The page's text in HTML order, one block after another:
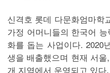
신격호 롯데 다문화엄마학
가정 어머니들의 한국어
화를 돕는 사업이다. 2020
생을 배출했으며 현재 서
개 지역에서 운영되고 있다.